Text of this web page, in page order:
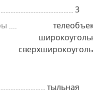
3
тыльная